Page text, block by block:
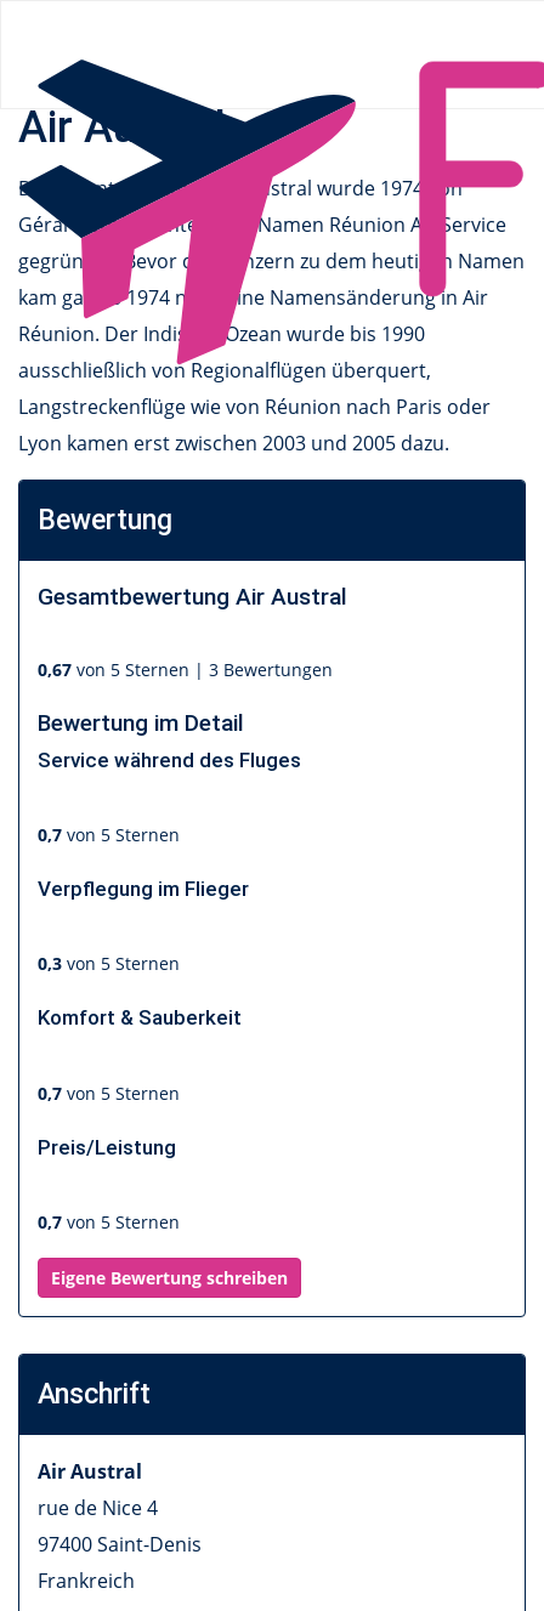
Air Austral
Das Flgunternehmen Air Austral wurde 1974 von
Gérard Ethève unter dem Namen Réunion Air Service
gegründet. Bevor der Konzern zu dem heutigen Namen
kam gab es 1974 noch eine Namensänderung in Air
Réunion. Der Indische Ozean wurde bis 1990
ausschließlich von Regionalflügen überquert,
Langstreckenflüge wie von Réunion nach Paris oder
Lyon kamen erst zwischen 2003 und 2005 dazu.
Bewertung
Gesamtbewertung Air Austral
0,67 von 5 Sternen | 3 Bewertungen
Bewertung im Detail
Service während des Fluges
0,7 von 5 Sternen
Verpflegung im Flieger
0,3 von 5 Sternen
Komfort & Sauberkeit
0,7 von 5 Sternen
Preis/Leistung
0,7 von 5 Sternen
Eigene Bewertung schreiben
Anschrift
Air Austral
rue de Nice 4
97400Saint-Denis
Frankreich